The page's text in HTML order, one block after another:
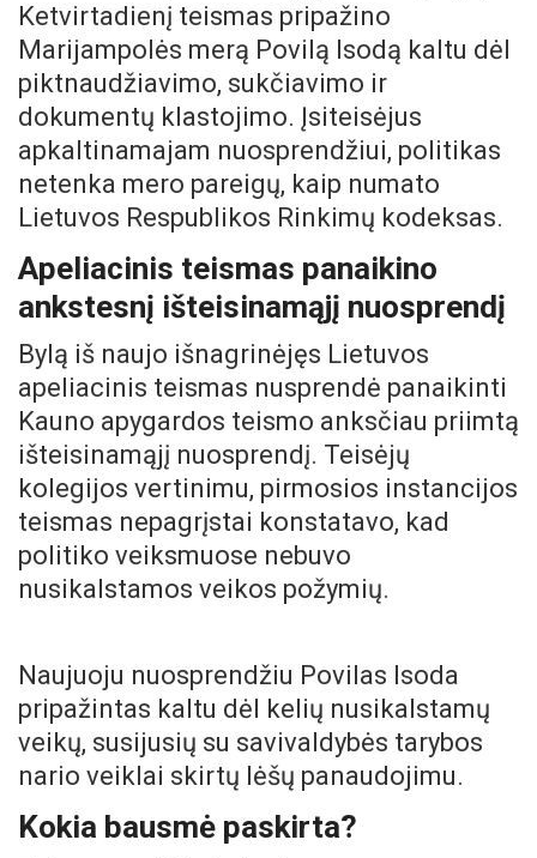
Ketvirtadienį teismas pripažino
Marijampolės merą Povilą Isodą kaltu dėl
piktnaudžiavimo, sukčiavimo ir
dokumentų klastojimo. Įsiteisėjus
apkaltinamajam nuosprendžiui, politikas
netenka mero pareigų, kaip numato
Lietuvos Respublikos Rinkimų kodeksas.
Apeliacinis teismas panaikino
ankstesnį išteisinamąjį nuosprendį
Bylą iš naujo išnagrinėjęs Lietuvos
apeliacinis teismas nusprendė panaikinti
Kauno apygardos teismo anksčiau priimtą
išteisinamąjį nuosprendį. Teisėjų
kolegijos vertinimu, pirmosios instancijos
teismas nepagrįstai konstatavo, kad
politiko veiksmuose nebuvo
nusikalstamos veikos požymių.
Naujuoju nuosprendžiu Povilas Isoda
pripažintas kaltu dėl kelių nusikalstamų
veikų, susijusių su savivaldybės tarybos
nario veiklai skirtų lėšų panaudojimu.
Kokia bausmė paskirta?